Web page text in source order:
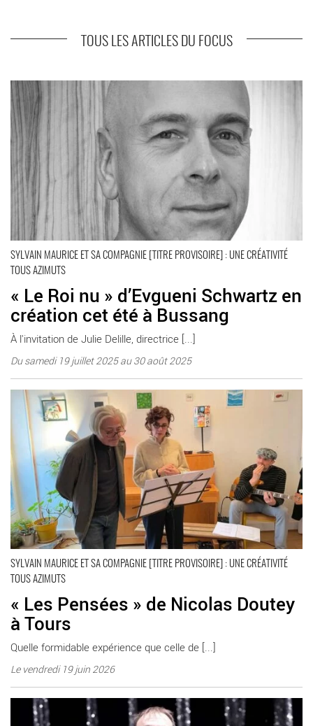
TOUS LES ARTICLES DU FOCUS
SYLVAIN MAURICE ET SA COMPAGNIE [TITRE PROVISOIRE] : UNE CRÉATIVITÉ
TOUS AZIMUTS
« Le Roi nu » d’Evgueni Schwartz en
création cet été à Bussang
À l'invitation de Julie Delille, directrice [...]
Du samedi 19 juillet 2025 au 30 août 2025
En savoir plus
SYLVAIN MAURICE ET SA COMPAGNIE [TITRE PROVISOIRE] : UNE CRÉATIVITÉ
TOUS AZIMUTS
« Les Pensées » de Nicolas Doutey
à Tours
Quelle formidable expérience que celle de [...]
Le vendredi 19 juin 2026
En savoir plus
En savoir plus